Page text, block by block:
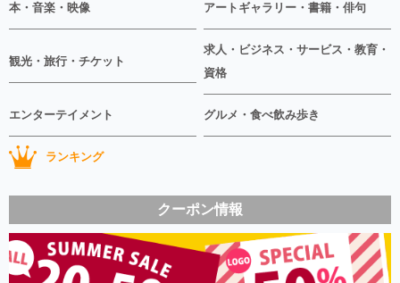
本・音楽・映像 アートギャラリー・書籍・俳句
観光・旅行・チケット
求人・ビジネス・サービス・教育・
資格
エンターテイメント グルメ・食べ飲み歩き
ランキング
クーポン情報